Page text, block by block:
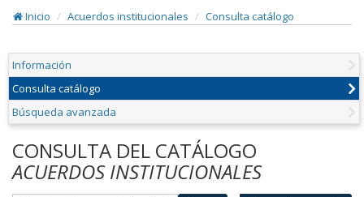
Inicio
Acuerdos institucionales Consulta catálogo
Información
Consulta catálogo
Búsqueda avanzada
CONSULTA DEL CATÁLOGO
ACUERDOS INSTITUCIONALES